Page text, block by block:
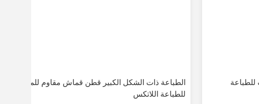
الطباعة ذات الشكل الكبير قطن قماش مقاوم للماء
للطباعة اللاتكس